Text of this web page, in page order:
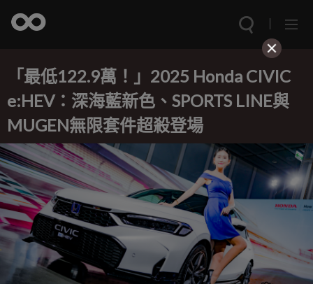
「最低122.9萬！」2025 Honda CIVIC
e:HEV：深海藍新色、SPORTS LINE與
MUGEN無限套件超殺登場